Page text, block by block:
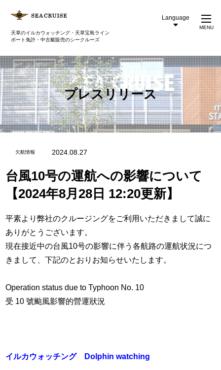
天草のイルカウォッチング・天草宝島ライン
ボート免許・中古艇販売のシークルーズ
Language
MENU
プレスリリース
欠航情報 2024.08.27
台風10号の運航への影響について
【2024年8月28日 12:20更新】
平素より弊社のクルージングをご利用いただきまして誠に
ありがとうございます。
現在接近中の台風10号の影響に伴う各航路の運航状況につ
きまして、下記のとおりお知らせいたします。
Operation status due to Typhoon No. 10
受 10 號颱風影響的營運狀況
イルカウォッチング Dolphin watching